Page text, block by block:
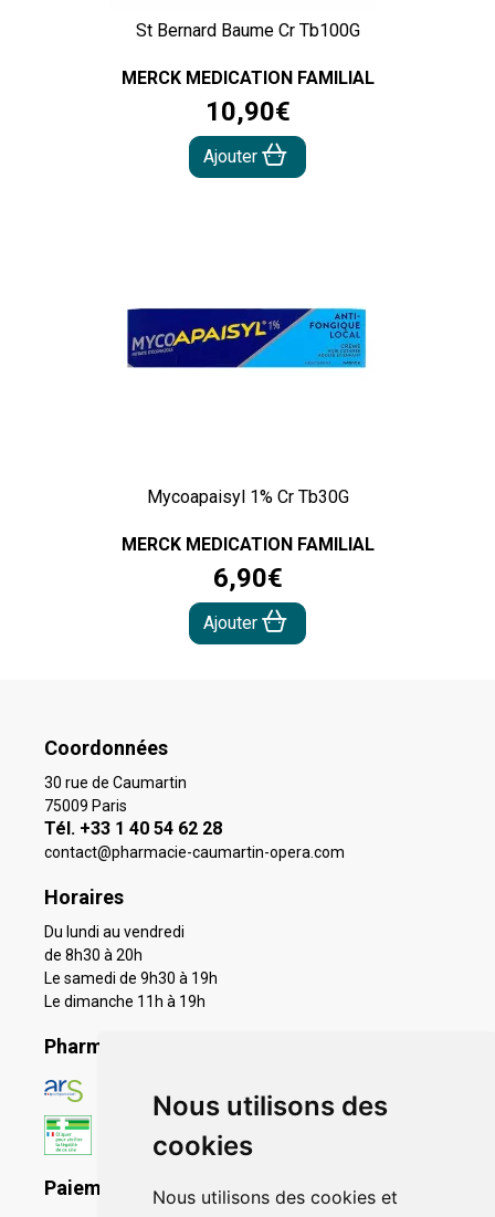
Nous utilisons des
cookies
Nous utilisons des cookies et
St Bernard Baume Cr Tb100G
MERCK MEDICATION FAMILIAL
10,90€
Ajouter
Mycoapaisyl 1% Cr Tb30G
MERCK MEDICATION FAMILIAL
6,90€
Ajouter
Coordonnées
30 rue de Caumartin
75009 Paris
Tél. +33 1 40 54 62 28
contact@pharmacie-caumartin-opera.com
Horaires
Du lundi au vendredi
de 8h30 à 20h
Le samedi de 9h30 à 19h
Le dimanche 11h à 19h
Pharmacie en ligne agréée
Paiement sécurisé